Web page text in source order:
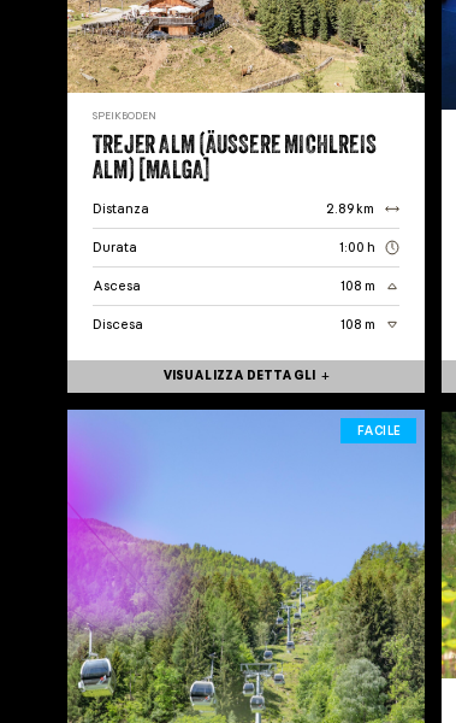
SPEIKBODEN
TREJER ALM (ÄUSSERE MICHLREIS A
LM) [MALGA]
Distanza 2.89 km
Durata 1:00 h
Ascesa 108 m
Discesa 108 m
VISUALIZZA DETTAGLI
FACILE